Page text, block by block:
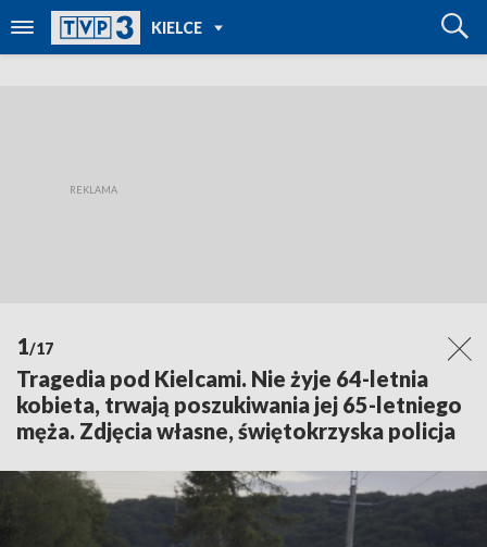
KIELCE
TVP REGIONY
1/17
Tragedia pod Kielcami. Nie żyje 64-letnia
kobieta, trwają poszukiwania jej 65-letniego
męża. Zdjęcia własne, świętokrzyska policja